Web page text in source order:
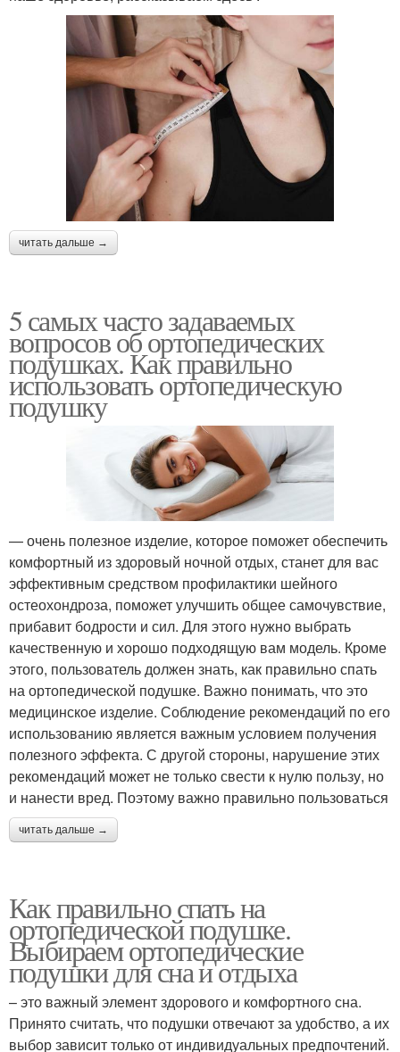
читать дальше →
5 самых часто задаваемых
вопросов об ортопедических
подушках. Как правильно
использовать ортопедическую
подушку
— очень полезное изделие, которое поможет обеспечить
комфортный из здоровый ночной отдых, станет для вас
эффективным средством профилактики шейного
остеохондроза, поможет улучшить общее самочувствие,
прибавит бодрости и сил. Для этого нужно выбрать
качественную и хорошо подходящую вам модель. Кроме
этого, пользователь должен знать, как правильно спать
на ортопедической подушке. Важно понимать, что это
медицинское изделие. Соблюдение рекомендаций по его
использованию является важным условием получения
полезного эффекта. С другой стороны, нарушение этих
рекомендаций может не только свести к нулю пользу, но
и нанести вред. Поэтому важно правильно пользоваться
читать дальше →
Как правильно спать на
ортопедической подушке.
Выбираем ортопедические
подушки для сна и отдыха
– это важный элемент здорового и комфортного сна.
Принято считать, что подушки отвечают за удобство, а их
выбор зависит только от индивидуальных предпочтений.